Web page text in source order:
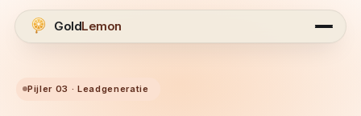
GoldLemon
Pijler 03 · Leadgeneratie